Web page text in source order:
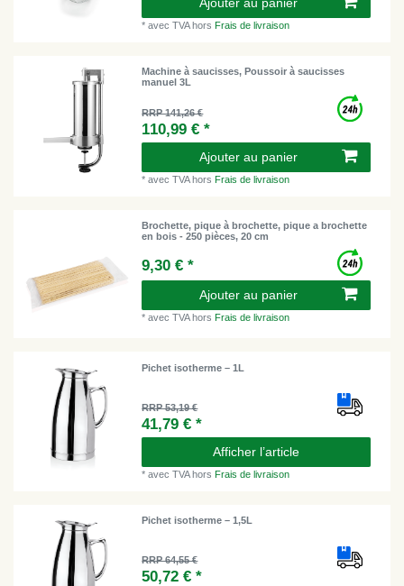
*avec TVAhorsFrais de livraison
Machine à saucisses, Poussoir à saucisses
manuel 3L
RRP 141,26 €
110,99 € *
Ajouter au panier
*avec TVAhorsFrais de livraison
Brochette, pique à brochette, pique a brochette
en bois - 250 pièces, 20 cm
9,30 € *
Ajouter au panier
*avec TVAhorsFrais de livraison
Pichet isotherme – 1L
RRP 53,19 €
41,79 € *
Afficher l’article
*avec TVAhorsFrais de livraison
Pichet isotherme – 1,5L
RRP 64,55 €
50,72 € *